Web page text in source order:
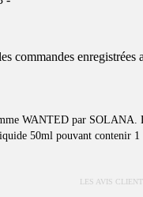
commandes
WANTED par SOLANA.
50ml pouvant contenir
LES AVIS